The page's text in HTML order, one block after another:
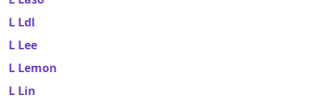
L Ldl
L Lee
L Lemon
L Lin